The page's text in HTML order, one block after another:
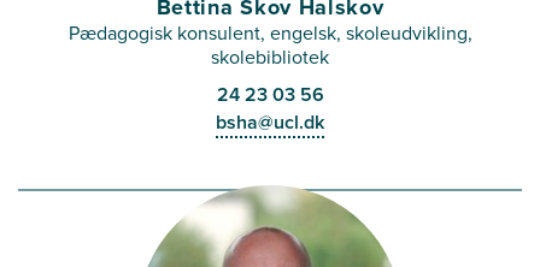
Bettina Skov Halskov
Pædagogisk konsulent, engelsk, skoleudvikling,
skolebibliotek
24 23 03 56
bsha@ucl.dk